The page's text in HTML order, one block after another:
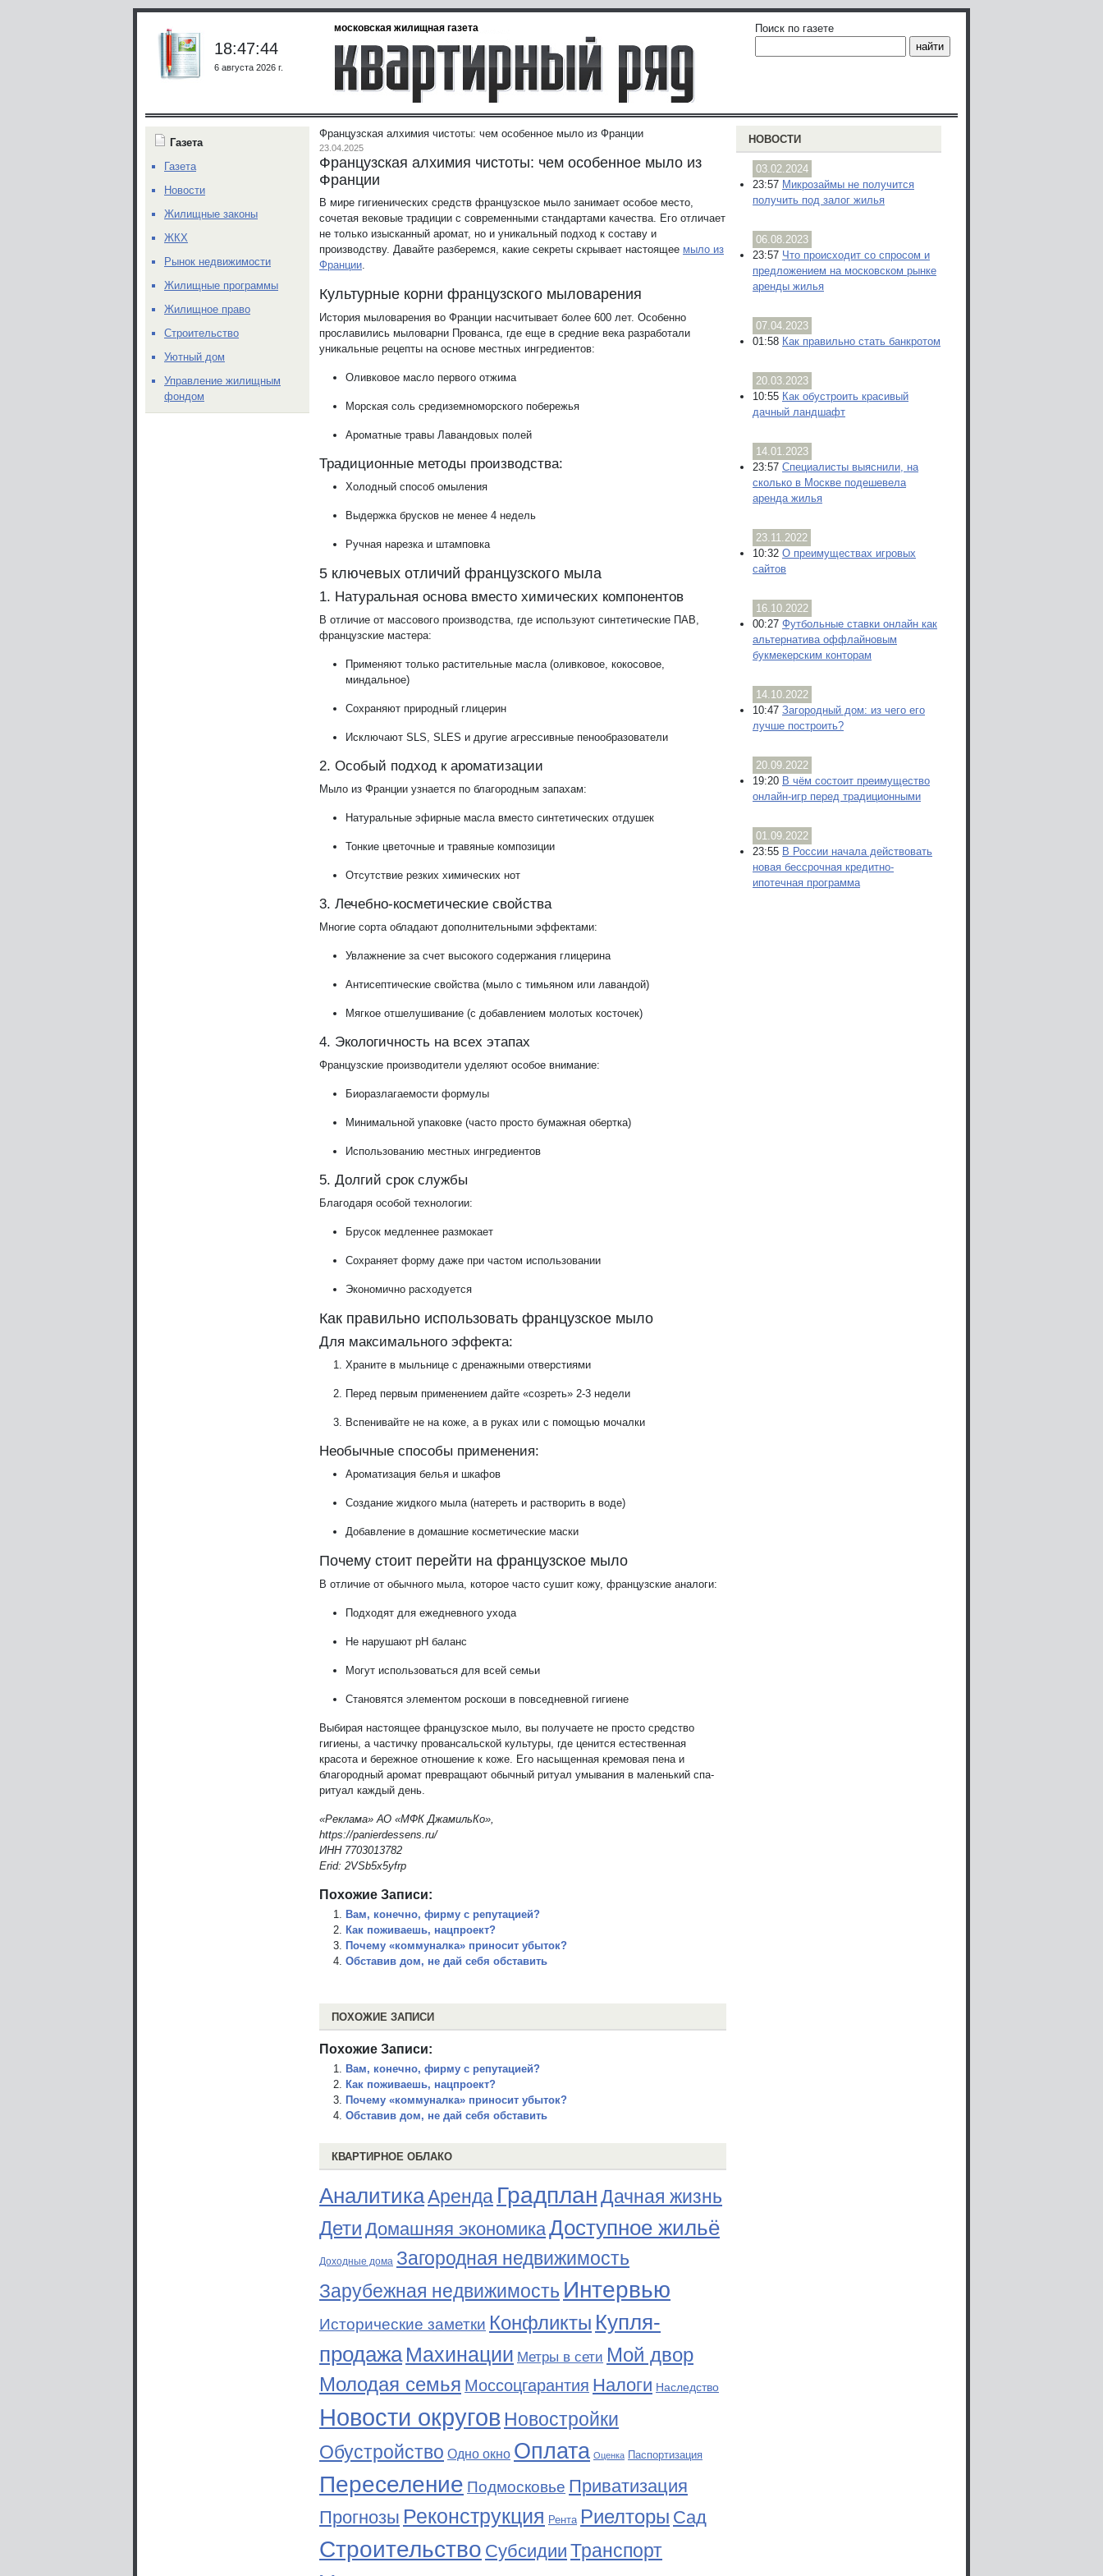
московская жилищная газета
18:47:44
6 августа 2026 г.
Поиск по газете
Французская алхимия чистоты: чем особенное мыло из Франции
23.04.2025
Французская алхимия чистоты: чем особенное мыло из
Франции
В мире гигиенических средств французское мыло занимает особое место,
сочетая вековые традиции с современными стандартами качества. Его отличает
не только изысканный аромат, но и уникальный подход к составу и
производству. Давайте разберемся, какие секреты скрывает настоящее мыло из
Франции
Культурные корни французского мыловарения
История мыловарения во Франции насчитывает более 600 лет. Особенно
прославились мыловарни Прованса, где еще в средние века разработали
уникальные рецепты на основе местных ингредиентов:
Оливковое масло первого отжима
Морская соль средиземноморского побережья
Ароматные травы Лавандовых полей
Традиционные методы производства:
Холодный способ омыления
Выдержка брусков не менее 4 недель
Ручная нарезка и штамповка
5 ключевых отличий французского мыла
1. Натуральная основа вместо химических компонентов
В отличие от массового производства, где используют синтетические ПАВ,
французские мастера:
Применяют только растительные масла (оливковое, кокосовое,
миндальное)
Сохраняют природный глицерин
Исключают SLS, SLES и другие агрессивные пенообразователи
2. Особый подход к ароматизации
Мыло из Франции узнается по благородным запахам:
Натуральные эфирные масла вместо синтетических отдушек
Тонкие цветочные и травяные композиции
Отсутствие резких химических нот
3. Лечебно-косметические свойства
Многие сорта обладают дополнительными эффектами:
Увлажнение за счет высокого содержания глицерина
Антисептические свойства (мыло с тимьяном или лавандой)
Мягкое отшелушивание (с добавлением молотых косточек)
4. Экологичность на всех этапах
Французские производители уделяют особое внимание:
Биоразлагаемости формулы
Минимальной упаковке (часто просто бумажная обертка)
Использованию местных ингредиентов
5. Долгий срок службы
Благодаря особой технологии:
Брусок медленнее размокает
Сохраняет форму даже при частом использовании
Экономично расходуется
Как правильно использовать французское мыло
Для максимального эффекта:
Храните в мыльнице с дренажными отверстиями
Перед первым применением дайте «созреть» 2-3 недели
Вспенивайте не на коже, а в руках или с помощью мочалки
Необычные способы применения:
Ароматизация белья и шкафов
Создание жидкого мыла (натереть и растворить в воде)
Добавление в домашние косметические маски
Почему стоит перейти на французское мыло
В отличие от обычного мыла, которое часто сушит кожу, французские аналоги:
Подходят для ежедневного ухода
Не нарушают pH баланс
Могут использоваться для всей семьи
Становятся элементом роскоши в повседневной гигиене
Выбирая настоящее французское мыло, вы получаете не просто средство
гигиены, а частичку провансальской культуры, где ценится естественная
красота и бережное отношение к коже. Его насыщенная кремовая пена и
благородный аромат превращают обычный ритуал умывания в маленький спа-
ритуал каждый день.
«Реклама» АО «МФК ДжамильКо»,
https://panierdessens.ru/
ИНН 7703013782
Erid: 2VSb5x5yfrp
Похожие Записи:
Вам, конечно, фирму с репутацией?
Как поживаешь, нацпроект?
Почему «коммуналка» приносит убыток?
Обставив дом, не дай себя обставить
ПОХОЖИЕ ЗАПИСИ
Похожие Записи:
Вам, конечно, фирму с репутацией?
Как поживаешь, нацпроект?
Почему «коммуналка» приносит убыток?
Обставив дом, не дай себя обставить
КВАРТИРНОЕ ОБЛАКО
АналитикаАренда ГрадпланДачная жизнь
Дети Домашняя экономикаДоступное жильё
Доходные дома Загородная недвижимость
Зарубежная недвижимость Интервью
Исторические заметки Конфликты Купля-
продажа Махинации Метры в сети Мой двор
Молодая семья Моссоцгарантия Налоги Наследство
Новости округов Новостройки
Обустройство Одно окно Оплата Оценка Паспортизация
Переселение Подмосковье Приватизация
Прогнозы Реконструкция Рента Риелторы Сад
Строительство Субсидии Транспорт
НОВОСТИ
03.02.2024
23:57 Микрозаймы не получится
получить под залог жилья
06.08.2023
23:57 Что происходит со спросом и
предложением на московском рынке
аренды жилья
07.04.2023
01:58 Как правильно стать банкротом
20.03.2023
10:55 Как обустроить красивый
дачный ландшафт
14.01.2023
23:57 Специалисты выяснили, на
сколько в Москве подешевела
аренда жилья
23.11.2022
10:32 О преимуществах игровых
сайтов
16.10.2022
00:27 Футбольные ставки онлайн как
альтернатива оффлайновым
букмекерским конторам
14.10.2022
10:47 Загородный дом: из чего его
лучше построить?
20.09.2022
19:20 В чём состоит преимущество
онлайн-игр перед традиционными
01.09.2022
23:55 В России начала действовать
новая бессрочная кредитно-
ипотечная программа
Газета
Газета
Новости
Жилищные законы
ЖКХ
Рынок недвижимости
Жилищные программы
Жилищное право
Строительство
Уютный дом
Управление жилищным
фондом